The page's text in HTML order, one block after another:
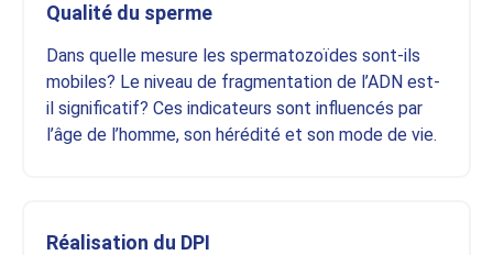
Qualité du sperme
Dans quelle mesure les spermatozoïdes sont-ils
mobiles? Le niveau de fragmentation de l’ADN est-
il significatif? Ces indicateurs sont influencés par
l’âge de l’homme, son hérédité et son mode de vie.
Réalisation du DPI